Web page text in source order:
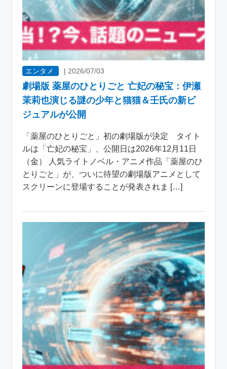
エンタメ | 2026/07/03
劇場版 薬屋のひとりごと 亡妃の秘宝：伊瀬
茉莉也演じる謎の少年と猫猫＆壬氏の新ビ
ジュアルが公開
「薬屋のひとりごと」初の劇場版が決定 タイト
ルは「亡妃の秘宝」、公開日は2026年12月11日
（金） 人気ライトノベル・アニメ作品「薬屋のひ
とりごと」が、ついに待望の劇場版アニメとして
スクリーンに登場することが発表されま […]